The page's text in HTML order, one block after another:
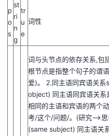
p
o
s
st
ri
n
g
tr
u
e
词性
词与头节点的依存关系,包
根节点是指整个句子的谓
爱)。 2.同主语同宾语关
object) 同主语同宾语关系
相同的主语和宾语的两个
考/这个/问题/。(研究–>
(same subject) 同主语关